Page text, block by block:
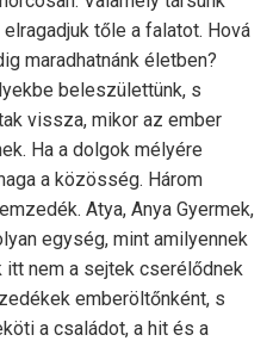
tőle a falatot. Hová
maradhatnánk életben?
beleszülettünk, s
vissza, mikor az ember
Ha a dolgok mélyére
a közösség. Három
Atya, Anya Gyermek,
egység, mint amilyennek
itt nem a sejtek cserélődnek
emberöltőnként, s
a családot, a hit és a